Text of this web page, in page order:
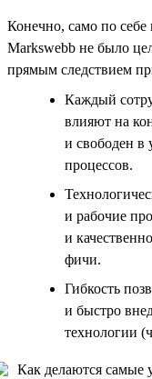
Конечно, само по себе
Markswebb не было
прямым следствием
Каждый
влияют на
и свободен в
процессов.
и рабочие
и
фичи.
Гибкость
и быстро
технологии